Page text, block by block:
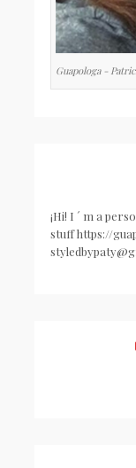
Guapologa -
¡Hi! I ´ m a
stuff https://